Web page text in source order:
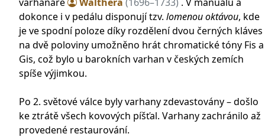
dokonce i v pedálu disponují tzv. lomenou oktávou, kde
je ve spodní poloze díky rozdělení dvou černých kláves
na dvě poloviny umožněno hrát chromatické tóny Fis a
Gis, což bylo u barokních varhan v českých zemích
spíše výjimkou.
Po 2. světové válce byly varhany zdevastovány – došlo
ke ztrátě všech kovových píšťal. Varhany zachránilo až
provedené restaurování.